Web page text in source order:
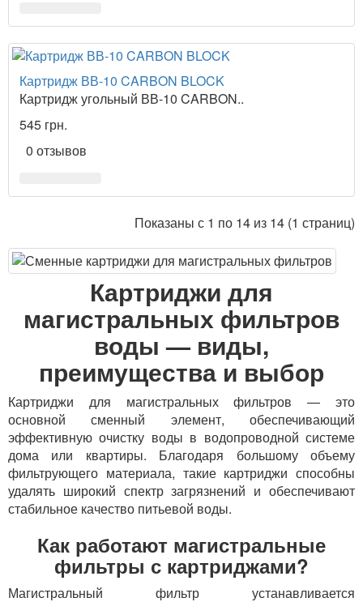
Картридж ВВ-10 CARBON BLOCK
Картридж угольный ВВ-10 CARBON..
545 грн.
0 отзывов
Показаны с 1 по 14 из 14 (1 страниц)
Картриджи для
магистральных фильтров
воды — виды,
преимущества и выбор
Картриджи для магистральных фильтров — это
основной сменный элемент, обеспечивающий
эффективную очистку воды в водопроводной системе
дома или квартиры. Благодаря большому объему
фильтрующего материала, такие картриджи способны
удалять широкий спектр загрязнений и обеспечивают
стабильное качество питьевой воды.
Как работают магистральные
фильтры с картриджами?
Магистральный фильтр устанавливается